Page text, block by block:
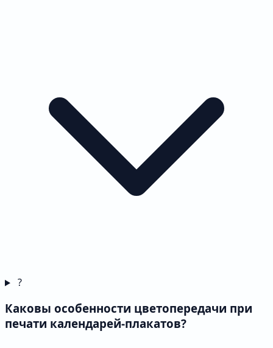
?
Каковы особенности цветопередачи при
печати календарей-плакатов?